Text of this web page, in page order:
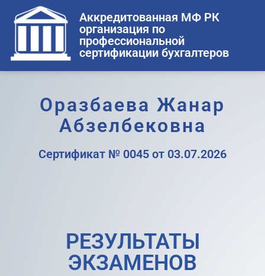
Аккредитованная МФ РК
организация по
профессиональной
сертификации бухгалтеров
Оразбаева Жанар
Абзелбековна
Сертификат № 0045 от 03.07.2026
РЕЗУЛЬТАТЫ
ЭКЗАМЕНОВ